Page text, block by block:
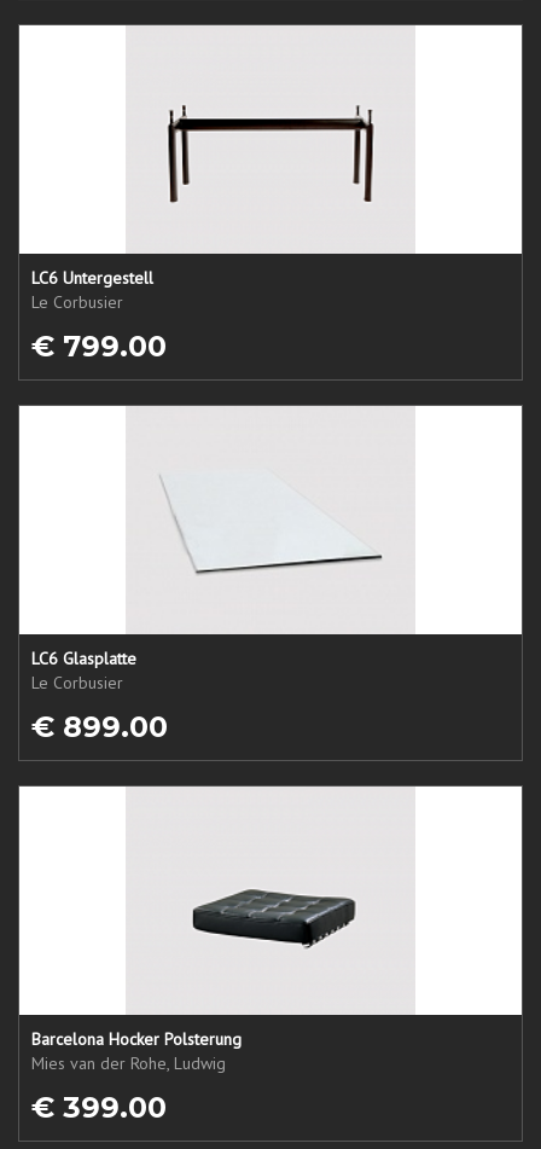
LC6 Untergestell
Le Corbusier
€ 799.00
LC6 Glasplatte
Le Corbusier
€ 899.00
Barcelona Hocker Polsterung
Mies van der Rohe, Ludwig
€ 399.00